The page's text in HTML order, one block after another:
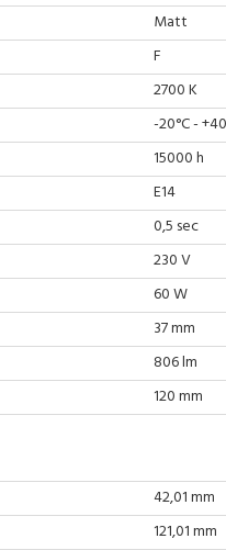
Matt
F
2700 K
-20°C -
15000 h
E14
0,5 sec
230 V
60 W
37 mm
806 lm
120 mm
42,01 mm
121,01 mm